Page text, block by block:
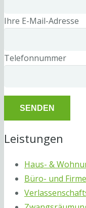
Ihre E-Mail-Adresse
Telefonnummer
Leistungen
Haus- &
Büro- und